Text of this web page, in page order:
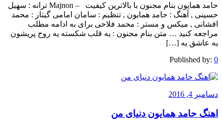
حامد همایون بنام مجنون با بالاترین کیفیت – Majnon ترانه : سهیل
حسینی , آهنگ : حامد همایون , تنظیم : سامان امامی گیتار : محمد
افشانی , میکس و مستر : محمد فلاحی برای به ادامه مطلب
مراجعه کنید … متن بنام مجنون : یه قلب شکسته یه روح پریشون
یه عاشق یه […]
Published by: 0
دسامبر 4, 2016
اهنگ حامد همایون دنیای من